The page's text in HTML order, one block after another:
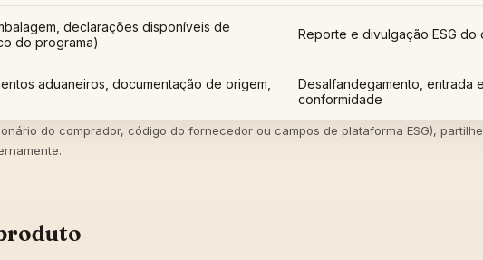
declarações disponíveis de
do programa)
Reporte e divulgação ESG do
aduaneiros, documentação de origem,
Desalfandegamento, entrada
conformidade
do comprador, código do fornecedor ou campos de plataforma ESG),